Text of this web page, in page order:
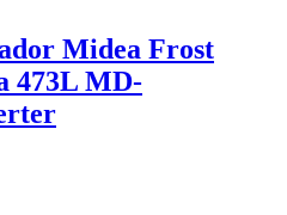
Midea Frost
473L MD-